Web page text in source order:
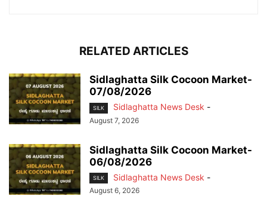
RELATED ARTICLES
Sidlaghatta Silk Cocoon Market-
07/08/2026
SILK Sidlaghatta News Desk -
August 7, 2026
Sidlaghatta Silk Cocoon Market-
06/08/2026
SILK Sidlaghatta News Desk -
August 6, 2026